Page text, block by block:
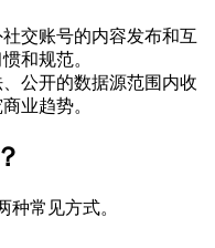
社交账号的内容发布和互
和规范。
、公开的数据源范围内收
业趋势。
种常见方式。